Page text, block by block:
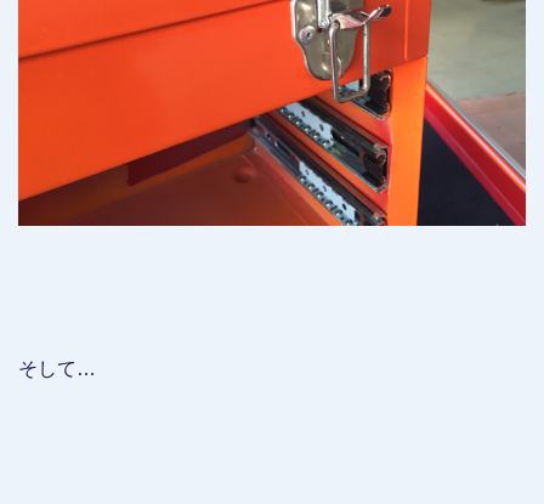
そして…